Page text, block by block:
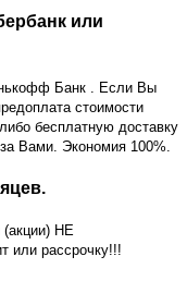
или
Банк
. Если Вы
стоимости
бесплатную доставку
Вами. Экономия 100%.
(акции) НЕ
рассрочку!!!